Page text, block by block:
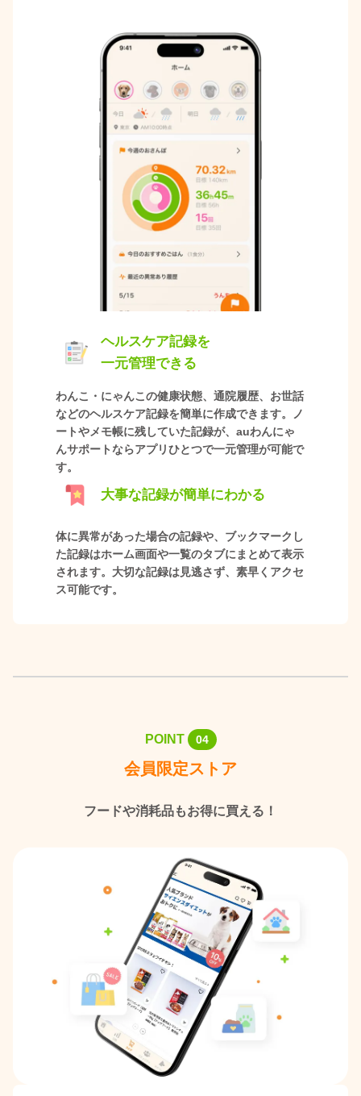
ヘルスケア記録を
一元管理できる
わんこ・にゃんこの健康状態、通院履歴、お世話
などのヘルスケア記録を簡単に作成できます。ノ
ートやメモ帳に残していた記録が、auわんにゃ
んサポートならアプリひとつで一元管理が可能で
す。
大事な記録が簡単にわかる
体に異常があった場合の記録や、ブックマークし
た記録はホーム画面や一覧のタブにまとめて表示
されます。大切な記録は見逃さず、素早くアクセ
ス可能です。
POINT 04
会員限定ストア
フードや消耗品もお得に買える！